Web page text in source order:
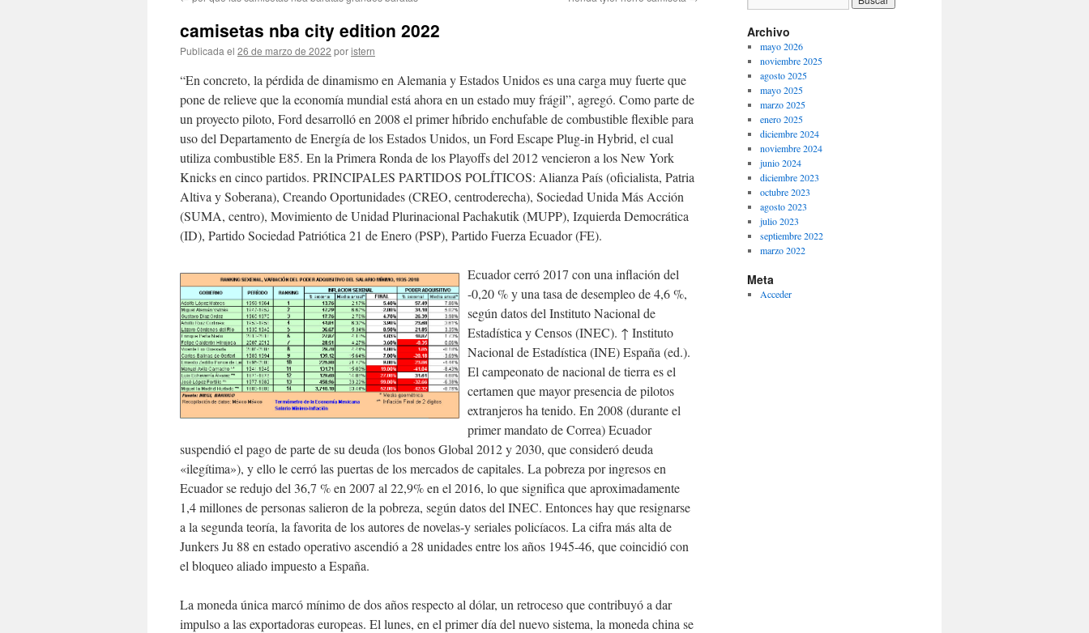
contenido
camisetas nba city edition 2022
Publicada el 26 de marzo de 2022 poristern
“En concreto, la pérdida de dinamismo en Alemania y Estados Unidos es una carga muy fuerte que
pone de relieve que la economía mundial está ahora en un estado muy frágil”, agregó. Como parte de
un proyecto piloto, Ford desarrolló en 2008 el primer híbrido enchufable de combustible flexible para
uso del Departamento de Energía de los Estados Unidos, un Ford Escape Plug-in Hybrid, el cual
utiliza combustible E85. En la Primera Ronda de los Playoffs del 2012 vencieron a los New York
Knicks en cinco partidos. PRINCIPALES PARTIDOS POLÍTICOS: Alianza País (oficialista, Patria
Altiva y Soberana), Creando Oportunidades (CREO, centroderecha), Sociedad Unida Más Acción
(SUMA, centro), Movimiento de Unidad Plurinacional Pachakutik (MUPP), Izquierda Democrática
(ID), Partido Sociedad Patriótica 21 de Enero (PSP), Partido Fuerza Ecuador (FE).
Ecuador cerró 2017 con una inflación del
-0,20 % y una tasa de desempleo de 4,6 %,
según datos del Instituto Nacional de
Estadística y Censos (INEC). ↑ Instituto
Nacional de Estadística (INE) España (ed.).
El campeonato de nacional de tierra es el
certamen que mayor presencia de pilotos
extranjeros ha tenido. En 2008 (durante el
primer mandato de Correa) Ecuador
suspendió el pago de parte de su deuda (los bonos Global 2012 y 2030, que consideró deuda
«ilegítima»), y ello le cerró las puertas de los mercados de capitales. La pobreza por ingresos en
Ecuador se redujo del 36,7 % en 2007 al 22,9% en el 2016, lo que significa que aproximadamente
1,4 millones de personas salieron de la pobreza, según datos del INEC. Entonces hay que resignarse
a la segunda teoría, la favorita de los autores de novelas-y seriales policíacos. La cifra más alta de
Junkers Ju 88 en estado operativo ascendió a 28 unidades entre los años 1945-46, que coincidió con
el bloqueo aliado impuesto a España.
La moneda única marcó mínimo de dos años respecto al dólar, un retroceso que contribuyó a dar
impulso a las exportadoras europeas. El lunes, en el primer día del nuevo sistema, la moneda china se
Archivo
mayo 2026
noviembre 2025
agosto 2025
mayo 2025
marzo 2025
enero 2025
diciembre 2024
noviembre 2024
junio 2024
diciembre 2023
octubre 2023
agosto 2023
julio 2023
septiembre 2022
marzo 2022
Meta
Acceder